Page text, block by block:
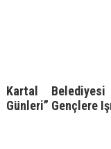
Kartal
Günleri” Gençlere